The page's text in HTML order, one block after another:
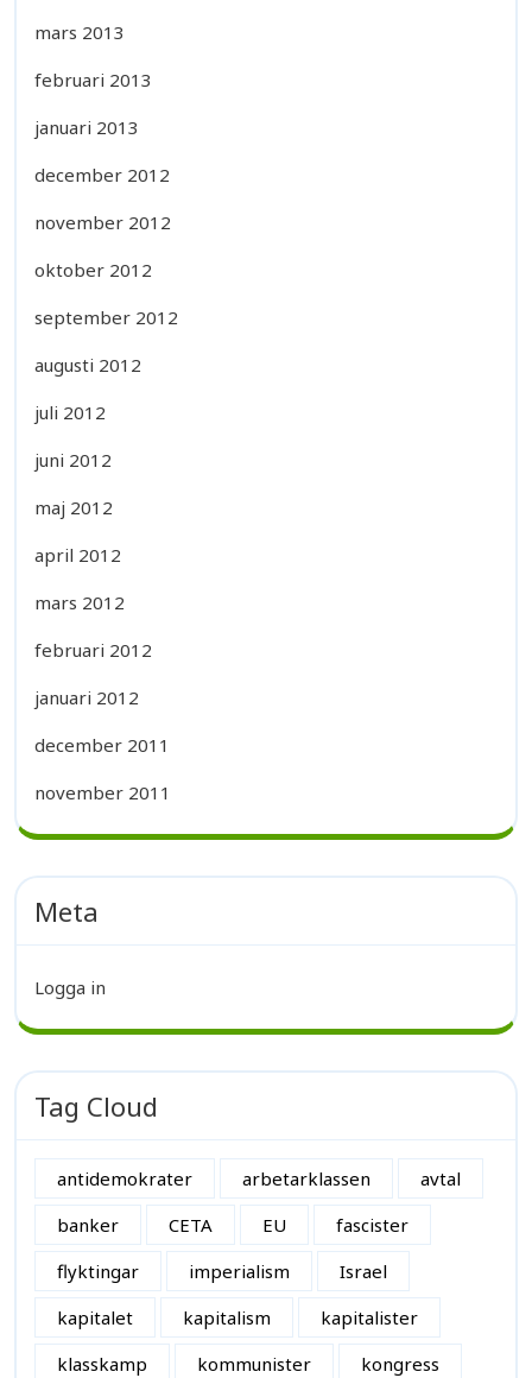
mars 2013
februari 2013
januari 2013
december 2012
november 2012
oktober 2012
september 2012
augusti 2012
juli 2012
juni 2012
maj 2012
april 2012
mars 2012
februari 2012
januari 2012
december 2011
november 2011
Meta
Logga in
Tag Cloud
antidemokrater arbetarklassen
avtal
banker
CETA EU
fascister
flyktingar
imperialism
Israel
kapitalet
kapitalism
kapitalister
klasskamp
kommunister
kongress